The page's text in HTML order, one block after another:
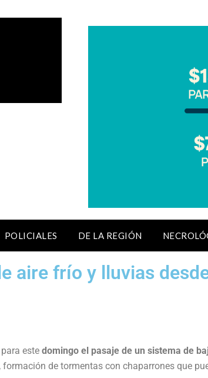
POLICIALES DE LA REGIÓN
aire frío y lluvias
este domingo el pasaje de un sistema de
de tormentas con chaparrones que